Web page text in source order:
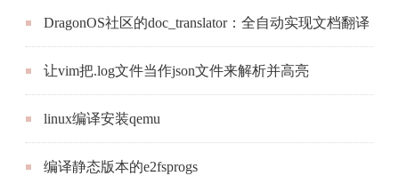
DragonOS社区的doc_translator：全自动实现文档翻译
让vim把.log文件当作json文件来解析并高亮
linux编译安装qemu
编译静态版本的e2fsprogs